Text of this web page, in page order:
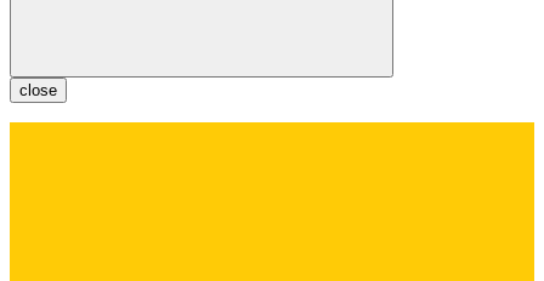
close